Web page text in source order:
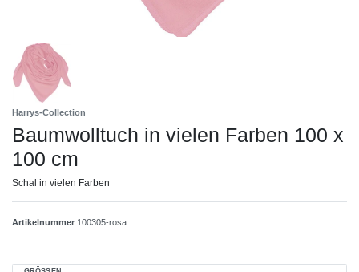
Harrys-Collection
Baumwolltuch in vielen Farben 100 x
100 cm
Schal in vielen Farben
Artikelnummer 100305-rosa